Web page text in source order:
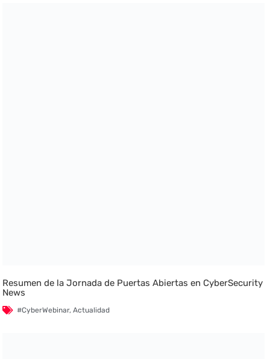
Resumen de la Jornada de Puertas Abiertas en CyberSecurity
News
#CyberWebinar,Actualidad